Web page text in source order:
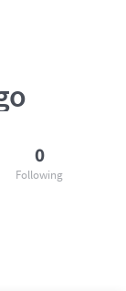
0
Following